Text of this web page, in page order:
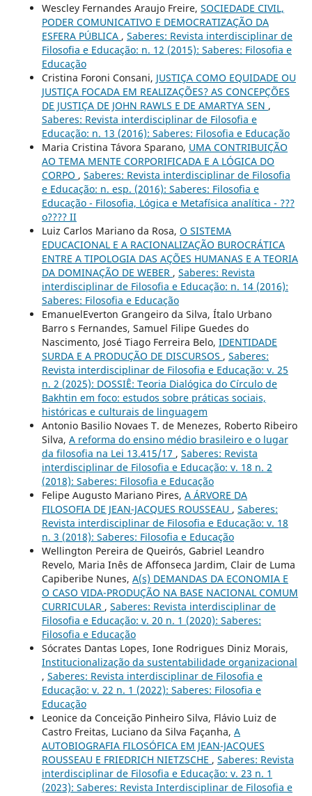
Wescley Fernandes Araujo Freire, SOCIEDADE CIVIL,
PODER COMUNICATIVO E DEMOCRATIZAÇÃO DA
ESFERA PÚBLICA , Saberes: Revista interdisciplinar de
Filosofia e Educação: n. 12 (2015): Saberes: Filosofia e
Educação
Cristina Foroni Consani, JUSTIÇA COMO EQUIDADE OU
JUSTIÇA FOCADA EM REALIZAÇÕES? AS CONCEPÇÕES
DE JUSTIÇA DE JOHN RAWLS E DE AMARTYA SEN ,
Saberes: Revista interdisciplinar de Filosofia e
Educação: n. 13 (2016): Saberes: Filosofia e Educação
Maria Cristina Távora Sparano, UMA CONTRIBUIÇÃO
AO TEMA MENTE CORPORIFICADA E A LÓGICA DO
CORPO , Saberes: Revista interdisciplinar de Filosofia
e Educação: n. esp. (2016): Saberes: Filosofia e
Educação - Filosofia, Lógica e Metafísica analítica - ???
o???? II
Luiz Carlos Mariano da Rosa, O SISTEMA
EDUCACIONAL E A RACIONALIZAÇÃO BUROCRÁTICA
ENTRE A TIPOLOGIA DAS AÇÕES HUMANAS E A TEORIA
DA DOMINAÇÃO DE WEBER , Saberes: Revista
interdisciplinar de Filosofia e Educação: n. 14 (2016):
Saberes: Filosofia e Educação
EmanuelEverton Grangeiro da Silva, Ítalo Urbano
Barro s Fernandes, Samuel Filipe Guedes do
Nascimento, José Tiago Ferreira Belo, IDENTIDADE
SURDA E A PRODUÇÃO DE DISCURSOS , Saberes:
Revista interdisciplinar de Filosofia e Educação: v. 25
n. 2 (2025): DOSSIÊ: Teoria Dialógica do Círculo de
Bakhtin em foco: estudos sobre práticas sociais,
históricas e culturais de linguagem
Antonio Basilio Novaes T. de Menezes, Roberto Ribeiro
Silva, A reforma do ensino médio brasileiro e o lugar
da filosofia na Lei 13.415/17 , Saberes: Revista
interdisciplinar de Filosofia e Educação: v. 18 n. 2
(2018): Saberes: Filosofia e Educação
Felipe Augusto Mariano Pires, A ÁRVORE DA
FILOSOFIA DE JEAN-JACQUES ROUSSEAU , Saberes:
Revista interdisciplinar de Filosofia e Educação: v. 18
n. 3 (2018): Saberes: Filosofia e Educação
Wellington Pereira de Queirós, Gabriel Leandro
Revelo, Maria Inês de Affonseca Jardim, Clair de Luma
Capiberibe Nunes, A(s) DEMANDAS DA ECONOMIA E
O CASO VIDA-PRODUÇÃO NA BASE NACIONAL COMUM
CURRICULAR , Saberes: Revista interdisciplinar de
Filosofia e Educação: v. 20 n. 1 (2020): Saberes:
Filosofia e Educação
Sócrates Dantas Lopes, Ione Rodrigues Diniz Morais,
Institucionalização da sustentabilidade organizacional
, Saberes: Revista interdisciplinar de Filosofia e
Educação: v. 22 n. 1 (2022): Saberes: Filosofia e
Educação
Leonice da Conceição Pinheiro Silva, Flávio Luiz de
Castro Freitas, Luciano da Silva Façanha, A
AUTOBIOGRAFIA FILOSÓFICA EM JEAN-JACQUES
ROUSSEAU E FRIEDRICH NIETZSCHE , Saberes: Revista
interdisciplinar de Filosofia e Educação: v. 23 n. 1
(2023): Saberes: Revista Interdisciplinar de Filosofia e